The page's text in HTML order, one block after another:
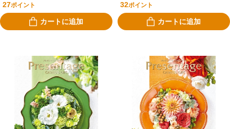
27ポイント
カートに追加
32ポイント
カートに追加